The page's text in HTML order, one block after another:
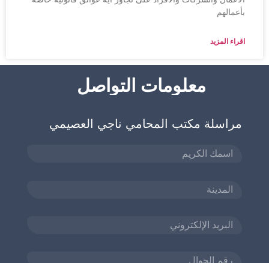
بأعمالهم
اقراء المزيد
معلومات التواصل
مراسلة مكتب المحامي ناجي العصيمي